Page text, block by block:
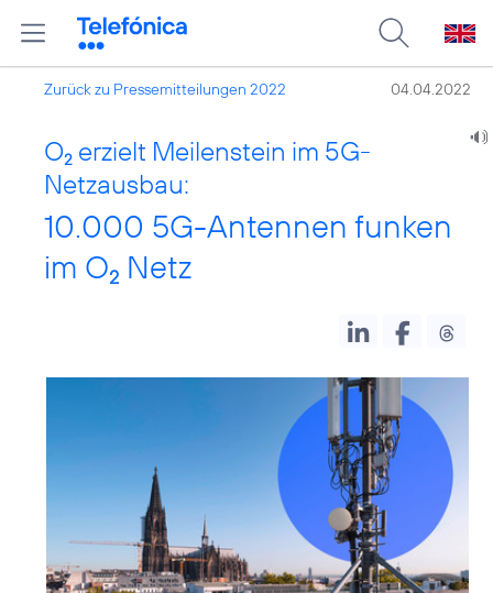
Zurück zu Pressemitteilungen 2022 04.04.2022
O2 erzielt Meilenstein im 5G-
Netzausbau:
10.000 5G-Antennen funken
im O2 Netz